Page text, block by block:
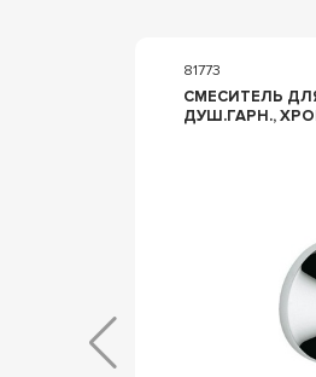
81773
СМЕСИТЕЛЬ
ДУШ.ГАРН.,